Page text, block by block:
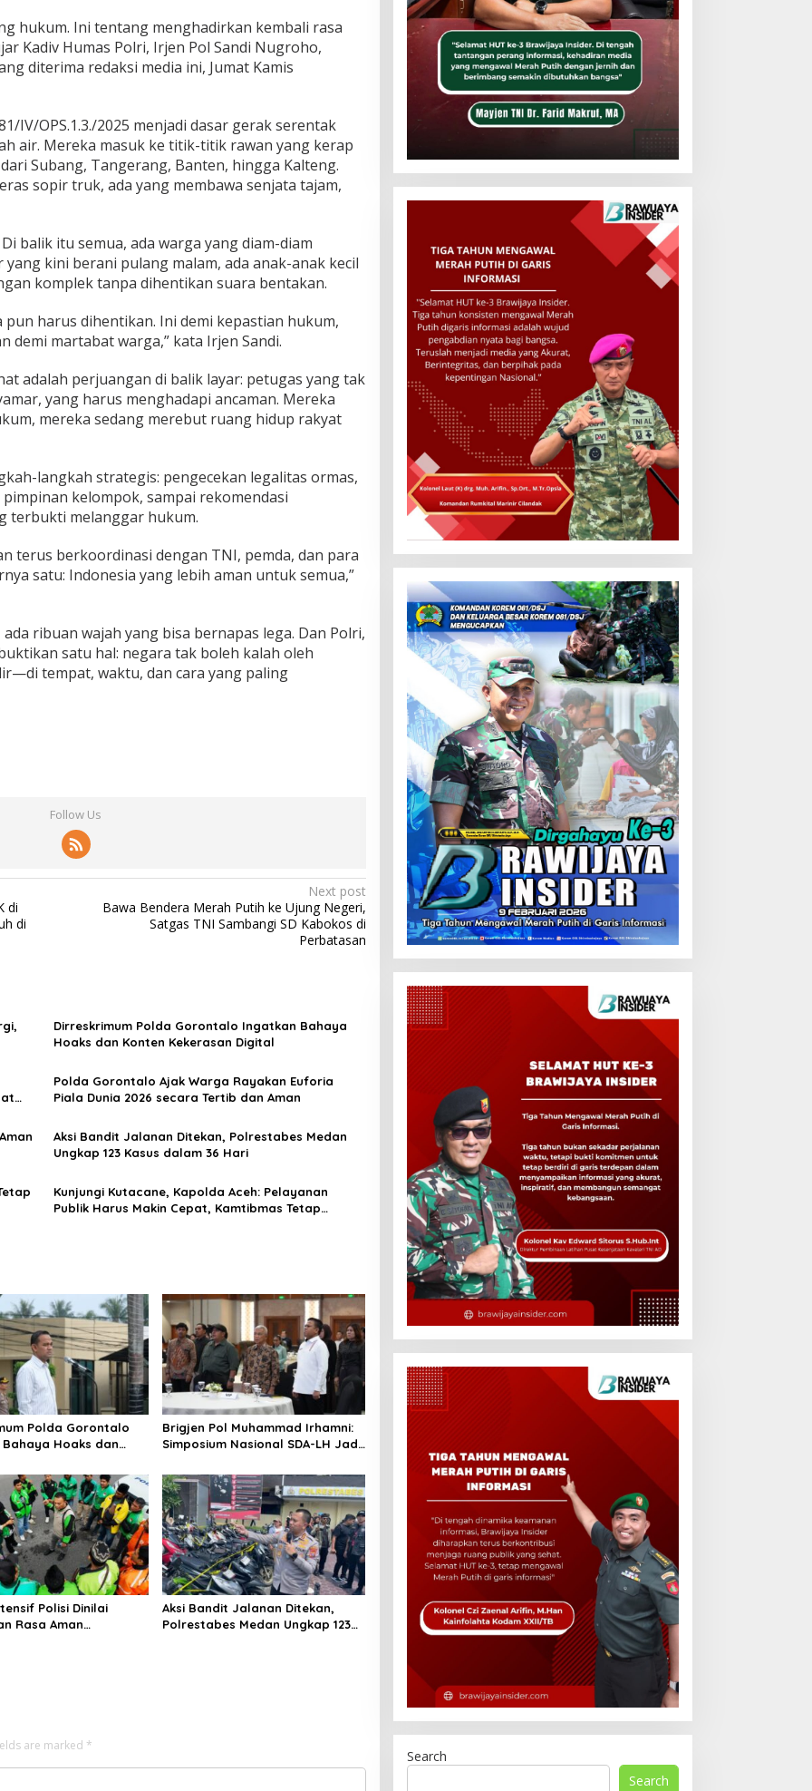
hukum. Ini tentang menghadirkan kembali rasa
Kadiv Humas Polri, Irjen Pol Sandi Nugroho,
diterima redaksi media ini, Jumat Kamis
IV/OPS.1.3./2025 menjadi dasar gerak serentak
air. Mereka masuk ke titik-titik rawan yang kerap
Subang, Tangerang, Banten, hingga Kalteng.
sopir truk, ada yang membawa senjata tajam,
balik itu semua, ada warga yang diam-diam
kini berani pulang malam, ada anak-anak kecil
komplek tanpa dihentikan suara bentakan.
pun harus dihentikan. Ini demi kepastian hukum,
demi martabat warga,” kata Irjen Sandi.
adalah perjuangan di balik layar: petugas yang tak
yang harus menghadapi ancaman. Mereka
mereka sedang merebut ruang hidup rakyat
langkah strategis: pengecekan legalitas ormas,
kelompok, sampai rekomendasi
terbukti melanggar hukum.
terus berkoordinasi dengan TNI, pemda, dan para
satu: Indonesia yang lebih aman untuk semua,”
ribuan wajah yang bisa bernapas lega. Dan Polri,
satu hal: negara tak boleh kalah oleh
tempat, waktu, dan cara yang paling
Follow Us
di
di
Next post
Bawa Bendera Merah Putih ke Ujung Negeri,
Satgas TNI Sambangi SD Kabokos di
Perbatasan
Dirreskrimum Polda Gorontalo Ingatkan Bahaya
Hoaks dan Konten Kekerasan Digital
Polda Gorontalo Ajak Warga Rayakan Euforia
Piala Dunia 2026 secara Tertib dan Aman
Aksi Bandit Jalanan Ditekan, Polrestabes Medan
Ungkap 123 Kasus dalam 36 Hari
Kunjungi Kutacane, Kapolda Aceh: Pelayanan
Publik Harus Makin Cepat, Kamtibmas Tetap
Polda Gorontalo
Hoaks dan
Brigjen Pol Muhammad Irhamni:
Simposium Nasional SDA-LH Jadi
Penegakan Hukum Lingkungan
Polisi Dinilai
Rasa Aman
Aksi Bandit Jalanan Ditekan,
Polrestabes Medan Ungkap 123
are marked *
Search
Search